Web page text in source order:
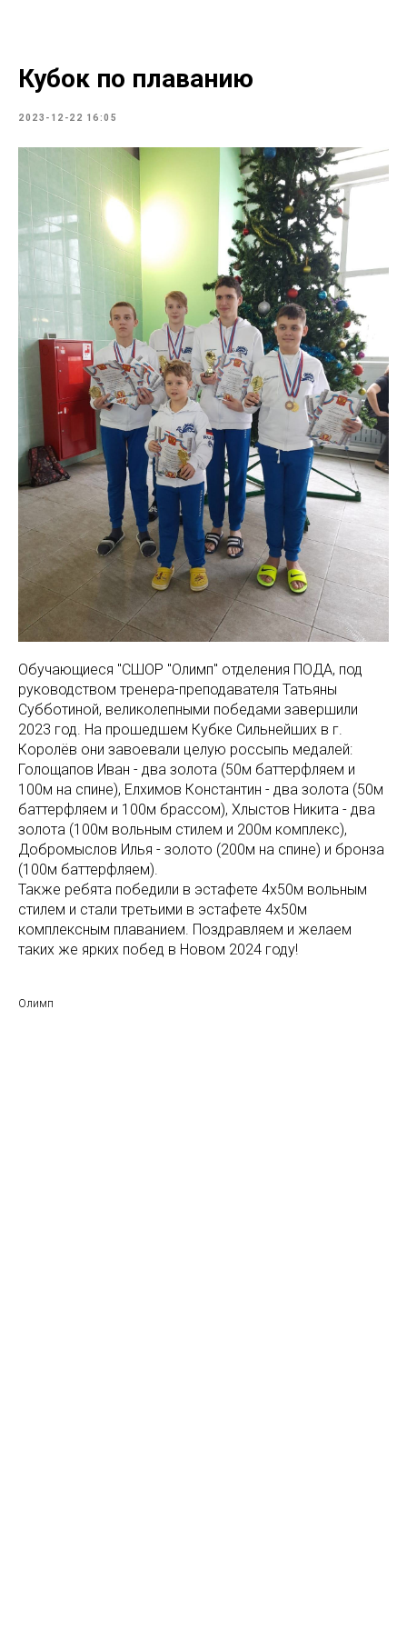
Кубок по плаванию
2023-12-22 16:05
Обучающиеся "СШОР "Олимп" отделения ПОДА, под
руководством тренера-преподавателя Татьяны
Субботиной, великолепными победами завершили
2023 год. На прошедшем Кубке Сильнейших в г.
Королёв они завоевали целую россыпь медалей:
Голощапов Иван - два золота (50м баттерфляем и
100м на спине), Елхимов Константин - два золота (50м
баттерфляем и 100м брассом), Хлыстов Никита - два
золота (100м вольным стилем и 200м комплекс),
Добромыслов Илья - золото (200м на спине) и бронза
(100м баттерфляем).
Также ребята победили в эстафете 4х50м вольным
стилем и стали третьими в эстафете 4х50м
комплексным плаванием. Поздравляем и желаем
таких же ярких побед в Новом 2024 году!
Олимп